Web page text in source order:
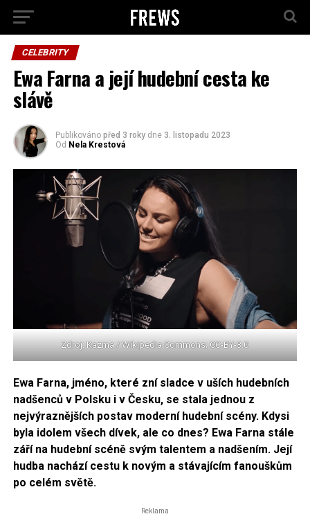
CELEBRITY
Ewa Farna a její hudební cesta ke
slávě
Publikováno před 3 roky dne 3. listopadu 2023
Od Nela Krestová
Zdroj: Kazma / Wikipedia Commons; CC-BY-3.0
Ewa Farna, jméno, které zní sladce v uších hudebních
nadšenců v Polsku i v Česku, se stala jednou z
nejvýraznějších postav moderní hudební scény. Kdysi
byla idolem všech dívek, ale co dnes? Ewa Farna stále
září na hudební scéně svým talentem a nadšením. Její
hudba nachází cestu k novým a stávajícím fanouškům
po celém světě.
Reklama